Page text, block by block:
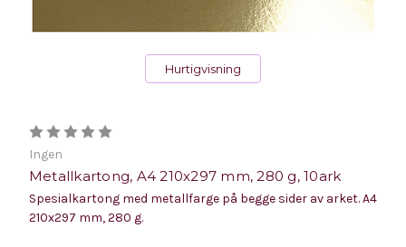
Hurtigvisning
Ingen
Metallkartong, A4 210x297 mm, 280 g, 10ark
Spesialkartong med metallfarge på begge sider av arket. A4
210x297 mm, 280 g.